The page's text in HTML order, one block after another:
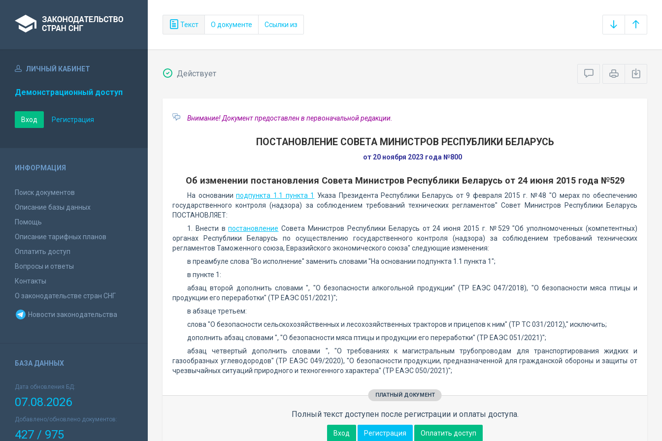
Текст О документе Ссылки из
ЛИЧНЫЙ КАБИНЕТ
Демонстрационный доступ
Вход Регистрация
ИНФОРМАЦИЯ
Поиск документов
Описание базы данных
Помощь
Описание тарифных планов
Оплатить доступ
Вопросы и ответы
Контакты
О законодательстве стран СНГ
Новости законодательства
БАЗА ДАННЫХ
Дата обновления БД:
07.08.2026
Добавлено/обновлено документов:
427 / 975
Действует
Внимание! Документ предоставлен в первоначальной редакции.
ПОСТАНОВЛЕНИЕ СОВЕТА МИНИСТРОВ РЕСПУБЛИКИ БЕЛАРУСЬ
от 20 ноября 2023 года №800
Об изменении постановления Совета Министров Республики Беларусь от 24 июня 2015 года №529
На основанииподпункта 1.1 пункта 1
Указа Президента Республики Беларусь от 9 февраля 2015 г. №48 "О мерах по обеспечению
государственного контроля (надзора) за соблюдением требований технических регламентов" Совет Министров Республики Беларусь
ПОСТАНОВЛЯЕТ:
1. Внести впостановление Совета Министров Республики Беларусь от 24 июня 2015 г. №529 "Об уполномоченных (компетентных)
органах Республики Беларусь по осуществлению государственного контроля (надзора) за соблюдением требований технических
регламентов Таможенного союза, Евразийского экономического союза" следующие изменения:
в преамбуле слова "Во исполнение" заменить словами "На основании подпункта 1.1 пункта 1";
в пункте 1:
абзац второй дополнить словами ", "О безопасности алкогольной продукции" (TP ЕАЭС 047/2018), "О безопасности мяса птицы и
продукции его переработки" (ТР ЕАЭС 051/2021)";
в абзаце третьем:
слова "О безопасности сельскохозяйственных и лесохозяйственных тракторов и прицепов к ним" (ТР ТС 031/2012)," исключить;
дополнить абзац словами ", "О безопасности мяса птицы и продукции его переработки" (ТР ЕАЭС 051/2021)";
абзац четвертый дополнить словами ", "О требованиях к магистральным трубопроводам для транспортирования жидких и
газообразных углеводородов" (ТР ЕАЭС 049/2020), "О безопасности продукции, предназначенной для гражданской обороны и защиты от
чрезвычайных ситуаций природного и техногенного характера" (ТР ЕАЭС 050/2021)";
ПЛАТНЫЙ ДОКУМЕНТ
Полный текст доступен после регистрации и оплаты доступа.
Вход Регистрация Оплатить доступ